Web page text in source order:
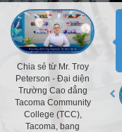
Chia sẻ từ Mr. Troy
Peterson - Đại diện
Trường Cao đẳng
Tacoma Community
College (TCC),
Tacoma, bang